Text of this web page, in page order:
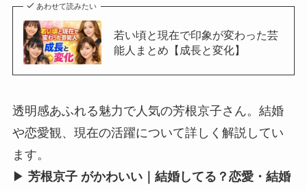
あわせて読みたい
若い頃と現在で印象が変わった芸
能人まとめ【成長と変化】
透明感あふれる魅力で人気の芳根京子さん。結婚
や恋愛観、現在の活躍について詳しく解説してい
ます。
▶︎ 芳根京子 がかわいい｜結婚してる？恋愛・結婚